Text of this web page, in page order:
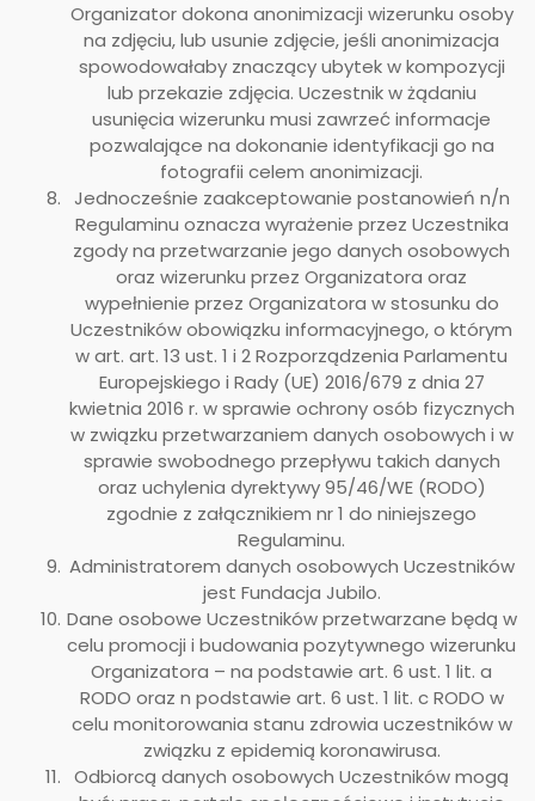
Organizator dokona anonimizacji wizerunku osoby
na zdjęciu, lub usunie zdjęcie, jeśli anonimizacja
spowodowałaby znaczący ubytek w kompozycji
lub przekazie zdjęcia. Uczestnik w żądaniu
usunięcia wizerunku musi zawrzeć informacje
pozwalające na dokonanie identyfikacji go na
fotografii celem anonimizacji.
Jednocześnie zaakceptowanie postanowień n/n
Regulaminu oznacza wyrażenie przez Uczestnika
zgody na przetwarzanie jego danych osobowych
oraz wizerunku przez Organizatora oraz
wypełnienie przez Organizatora w stosunku do
Uczestników obowiązku informacyjnego, o którym
w art. art. 13 ust. 1 i 2 Rozporządzenia Parlamentu
Europejskiego i Rady (UE) 2016/679 z dnia 27
kwietnia 2016 r. w sprawie ochrony osób fizycznych
w związku przetwarzaniem danych osobowych i w
sprawie swobodnego przepływu takich danych
oraz uchylenia dyrektywy 95/46/WE (RODO)
zgodnie z załącznikiem nr 1 do niniejszego
Regulaminu.
Administratorem danych osobowych Uczestników
jest Fundacja Jubilo.
Dane osobowe Uczestników przetwarzane będą w
celu promocji i budowania pozytywnego wizerunku
Organizatora – na podstawie art. 6 ust. 1 lit. a
RODO oraz n podstawie art. 6 ust. 1 lit. c RODO w
celu monitorowania stanu zdrowia uczestników w
związku z epidemią koronawirusa.
Odbiorcą danych osobowych Uczestników mogą